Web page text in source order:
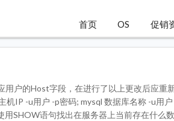
首页 OS 促销
户的Host字段，在进行了以上更改后应重
IP -u用户 -p密码; mysql 数据库名称 -u用
SHOW语句找出在服务器上当前存在什么